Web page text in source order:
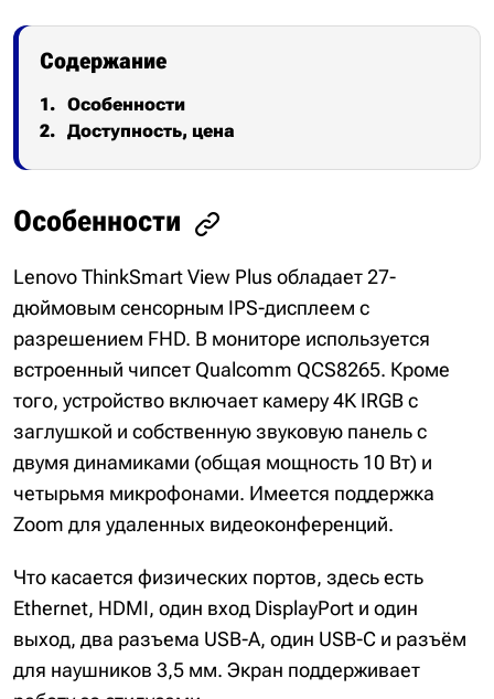
Содержание
Особенности
Доступность, цена
Особенности
Lenovo ThinkSmart View Plus обладает 27-
дюймовым сенсорным IPS-дисплеем с
разрешением FHD. В мониторе используется
встроенный чипсет Qualcomm QCS8265. Кроме
того, устройство включает камеру 4K IRGB с
заглушкой и собственную звуковую панель с
двумя динамиками (общая мощность 10 Вт) и
четырьмя микрофонами. Имеется поддержка
Zoom для удаленных видеоконференций.
Что касается физических портов, здесь есть
Ethernet, HDMI, один вход DisplayPort и один
выход, два разъема USB-A, один USB-C и разъём
для наушников 3,5 мм. Экран поддерживает